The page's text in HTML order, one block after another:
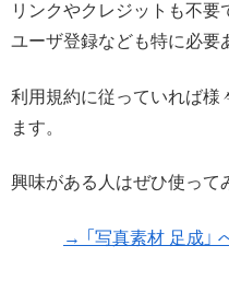
リンクやクレジットも不要
ユーザ登録なども特に必要
利用規約に従っていれば様
ます。
興味がある人はぜひ使って
→ 「写真素材 足成」